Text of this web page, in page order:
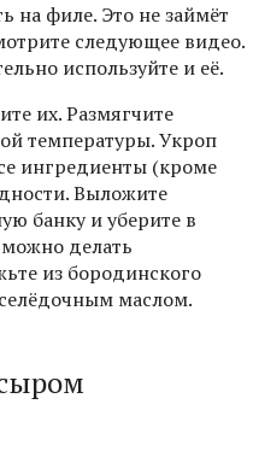
на филе. Это не займёт
следующее видео.
используйте и её.
их. Размягчите
температуры. Укроп
ингредиенты (кроме
Выложите
банку и уберите в
делать
из бородинского
маслом.